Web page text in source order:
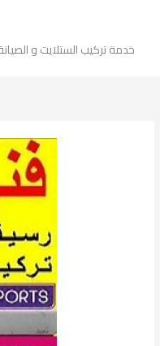
خدمة تركيب الستلايت و الصيانة